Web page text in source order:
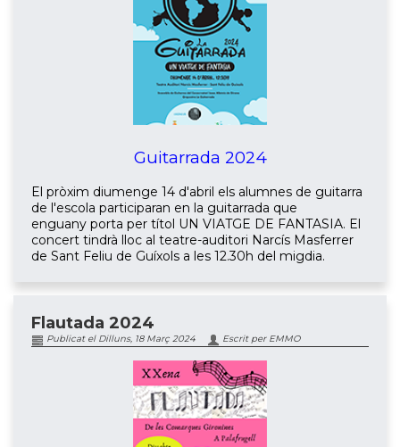
Guitarrada 2024
El pròxim diumenge 14 d'abril els alumnes de guitarra
de l'escola participaran en la guitarrada que
enguany porta per títol UN VIATGE DE FANTASIA. El
concert tindrà lloc al teatre-auditori Narcís Masferrer
de Sant Feliu de Guíxols a les 12.30h del migdia.
Flautada 2024
Publicat el Dilluns, 18 Març 2024 Escrit per EMMO